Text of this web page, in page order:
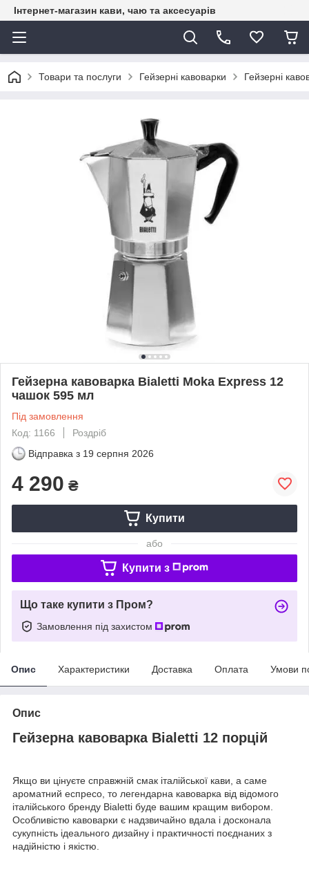
Інтернет-магазин кави, чаю та аксесуарів
Товари та послуги Гейзерні кавоварки Гейзерні
Гейзерна кавоварка Bialetti Moka Express 12
чашок 595 мл
Під замовлення
Код: 1166
Роздріб
Відправка з 19 серпня 2026
4 290 ₴
Купити
або
Купити з
Що таке купити з Пром?
Замовлення під захистом
Опис Характеристики Доставка Оплата Умови
Опис
Гейзерна кавоварка Bialetti 12 порцій
Якщо ви цінуєте справжній смак італійської кави, а саме
ароматний еспресо, то легендарна кавоварка від відомого
італійського бренду Bialetti буде вашим кращим вибором.
Особливістю кавоварки є надзвичайно вдала і досконала
сукупність ідеального дизайну і практичності поєднаних з
надійністю і якістю.